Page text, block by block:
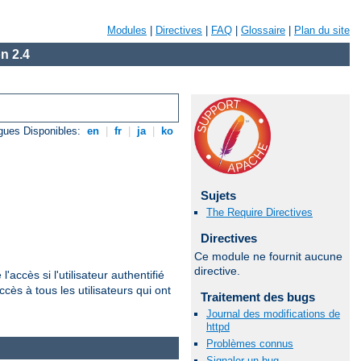
Modules Directives FAQ Glossaire Plan du site
2.4
Disponibles: en fr ja ko
si l'utilisateur authentifié
à tous les utilisateurs qui ont
Sujets
The Require Directives
Directives
Ce module ne fournit aucune
directive.
Traitement des bugs
Journal des modifications de
httpd
Problèmes connus